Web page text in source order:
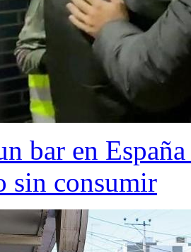
bar en
sin consumir